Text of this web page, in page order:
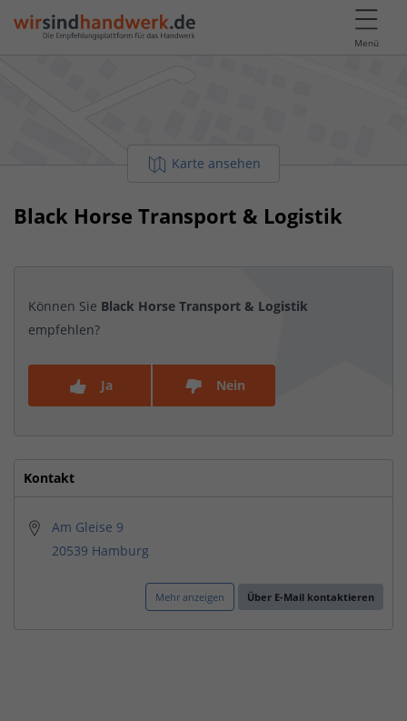
Menü
Karte ansehen
Black Horse Transport & Logistik
Können Sie Black Horse Transport & Logistik
empfehlen?
Ja Nein
Kontakt
Am Gleise 9
20539 Hamburg
Mehr anzeigen Über E-Mail kontaktieren